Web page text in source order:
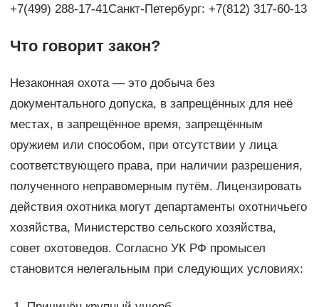
+7(499) 288-17-41Санкт-Петербург: +7(812) 317-60-13
Что говорит закон?
Незаконная охота — это добыча без
документального допуска, в запрещённых для неё
местах, в запрещённое время, запрещённым
оружием или способом, при отсутствии у лица
соответствующего права, при наличии разрешения,
полученного неправомерным путём. Лицензировать
действия охотника могут департаменты охотничьего
хозяйства, Министерство сельского хозяйства,
совет охотоведов. Согласно УК РФ промысел
становится нелегальным при следующих условиях: